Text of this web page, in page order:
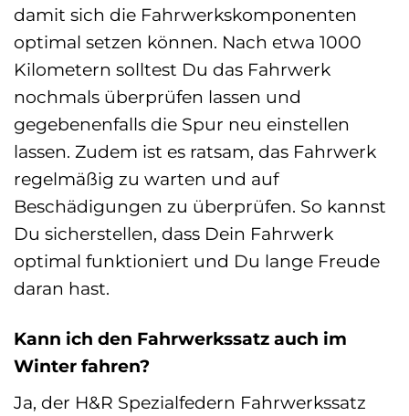
damit sich die Fahrwerkskomponenten
optimal setzen können. Nach etwa 1000
Kilometern solltest Du das Fahrwerk
nochmals überprüfen lassen und
gegebenenfalls die Spur neu einstellen
lassen. Zudem ist es ratsam, das Fahrwerk
regelmäßig zu warten und auf
Beschädigungen zu überprüfen. So kannst
Du sicherstellen, dass Dein Fahrwerk
optimal funktioniert und Du lange Freude
daran hast.
Kann ich den Fahrwerkssatz auch im
Winter fahren?
Ja, der H&R Spezialfedern Fahrwerkssatz